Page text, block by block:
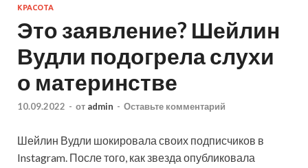
КРАСОТА
Это заявление? Шейлин
Вудли подогрела слухи
о материнстве
10.09.2022 - от admin - Оставьте комментарий
Шейлин Вудли шокировала своих подписчиков в
Instagram. После того, как звезда опубликовала